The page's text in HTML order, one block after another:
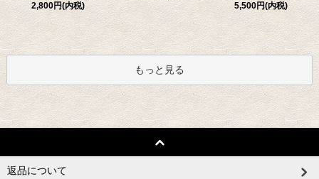
2,800円(内税)
5,500円(内税)
もっと見る
返品について